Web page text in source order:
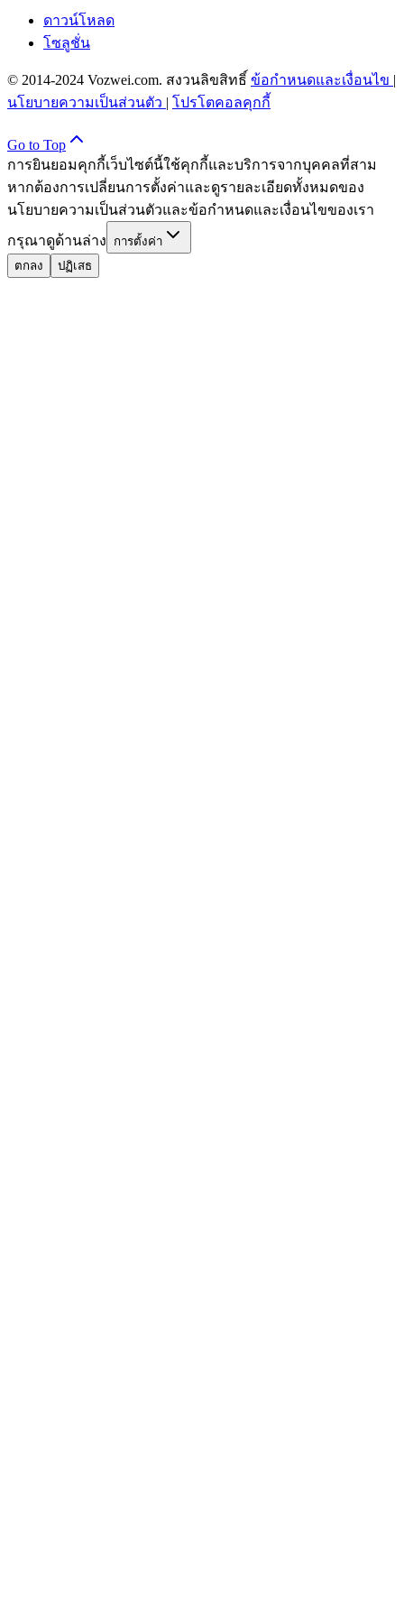
ดาวน์โหลด
โซลูชั่น
© 2014-2024 Vozwei.com. สงวนลิขสิทธิ์ ข้อกำหนดและเงื่อนไข |
นโยบายความเป็นส่วนตัว | โปรโตคอลคุกกี้
Go to Top
การยินยอมคุกกี้เว็บไซต์นี้ใช้คุกกี้และบริการจากบุคคลที่สาม
หากต้องการเปลี่ยนการตั้งค่าและดูรายละเอียดทั้งหมดของ
นโยบายความเป็นส่วนตัวและข้อกำหนดและเงื่อนไขของเรา
กรุณาดูด้านล่าง
การตั้งค่า
ตกลง
ปฏิเสธ